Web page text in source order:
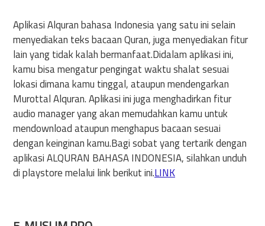
Aplikasi Alquran bahasa Indonesia yang satu ini selain
menyediakan teks bacaan Quran, juga menyediakan fitur
lain yang tidak kalah bermanfaat.Didalam aplikasi ini,
kamu bisa mengatur pengingat waktu shalat sesuai
lokasi dimana kamu tinggal, ataupun mendengarkan
Murottal Alquran. Aplikasi ini juga menghadirkan fitur
audio manager yang akan memudahkan kamu untuk
mendownload ataupun menghapus bacaan sesuai
dengan keinginan kamu.Bagi sobat yang tertarik dengan
aplikasi ALQURAN BAHASA INDONESIA, silahkan unduh
di playstore melalui link berikut ini.LINK